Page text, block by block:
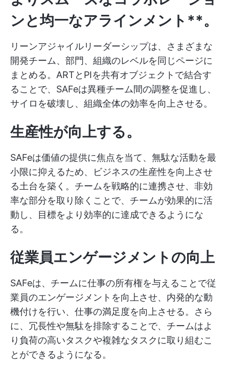
ンと均一なアラインメント**。
リーンアジャイルリーダーシップは、さまざまな
開発チーム、部門、組織のレベルを同じページに
まとめる。ARTとPIを共有オブジェクトで結合す
ることで、SAFeは異種チーム間の調整を促進し、
サイロを破壊し、組織全体の効率を向上させる。
生産性が向上する。
SAFeは価値の提供に焦点を当て、無駄な活動を最
小限に抑えるため、ビジネスの生産性を向上させ
る土台を築く。チームを戦略的に連携させ、非効
率な部分を取り除くことで、チームが効果的に活
動し、目標をより効率的に達成できるようにな
る。
従業員エンゲージメントの向上
SAFeは、チームに仕事の所有権を与えることで従
業員のエンゲージメントを向上させ、内発的な動
機付けを行い、仕事の満足度を向上させる。さら
に、冗長性や無駄を排除することで、チームはよ
り負荷の高いタスクや複雑なタスクに取り組むこ
とができるようになる。